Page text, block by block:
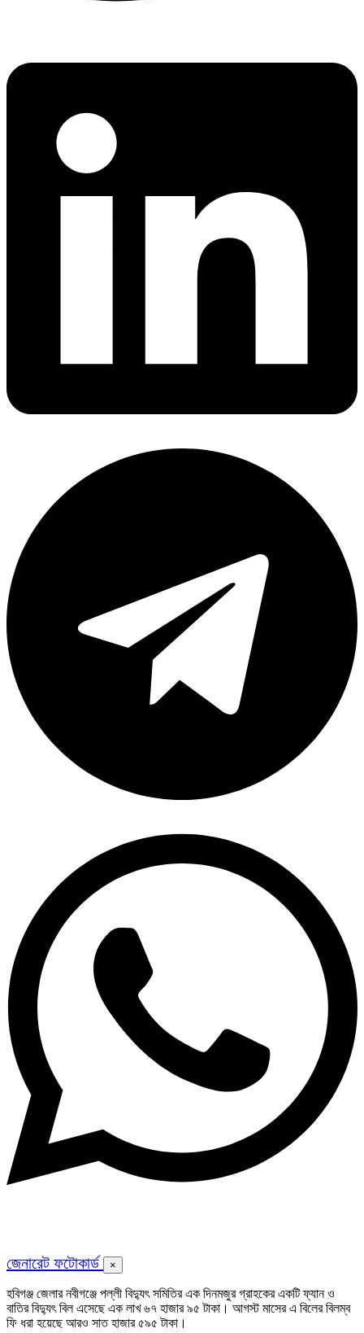
জেনারেট ফটোকার্ড ×
হবিগঞ্জ জেলার নবীগঞ্জে পল্লী বিদ্যুৎ সমিতির এক দিনমজুর গ্রাহকের একটি ফ্যান ও
বাতির বিদ্যুৎ বিল এসেছে এক লাখ ৬৭ হাজার ৯৫ টাকা। আগস্ট মাসের এ বিলের বিলম্ব
ফি ধরা হয়েছে আরও সাত হাজার ৫৯৫ টাকা।